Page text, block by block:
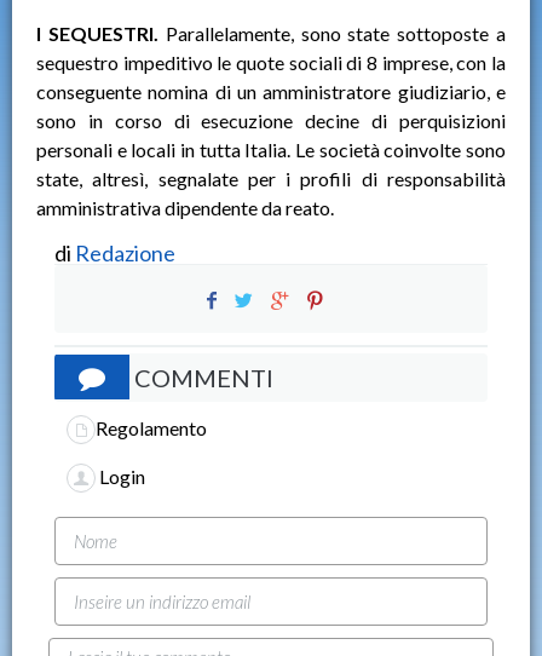
I SEQUESTRI. Parallelamente, sono state sottoposte a
sequestro impeditivo le quote sociali di 8 imprese, con la
conseguente nomina di un amministratore giudiziario, e
sono in corso di esecuzione decine di perquisizioni
personali e locali in tutta Italia. Le società coinvolte sono
state, altresì, segnalate per i profili di responsabilità
amministrativa dipendente da reato.
di Redazione
COMMENTI
Regolamento
Login